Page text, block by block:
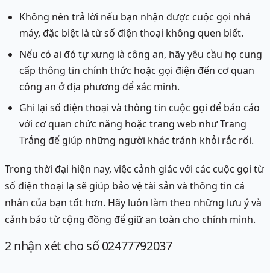
Không nên trả lời nếu bạn nhận được cuộc gọi nhá
máy, đặc biệt là từ số điện thoại không quen biết.
Nếu có ai đó tự xưng là công an, hãy yêu cầu họ cung
cấp thông tin chính thức hoặc gọi điện đến cơ quan
công an ở địa phương để xác minh.
Ghi lại số điện thoại và thông tin cuộc gọi để báo cáo
với cơ quan chức năng hoặc trang web như Trang
Trắng để giúp những người khác tránh khỏi rắc rối.
Trong thời đại hiện nay, việc cảnh giác với các cuộc gọi từ
số điện thoại lạ sẽ giúp bảo vệ tài sản và thông tin cá
nhân của bạn tốt hơn. Hãy luôn làm theo những lưu ý và
cảnh báo từ cộng đồng để giữ an toàn cho chính mình.
2nhận xét cho số 02477792037